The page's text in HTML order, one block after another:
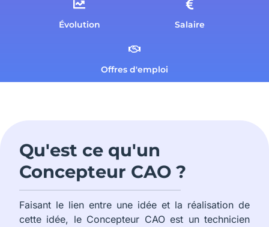
Évolution Salaire
Offres d'emploi
Qu'est ce qu'un
Concepteur CAO ?
Faisant le lien entre une idée et la réalisation de
cette idée, le Concepteur CAO est un technicien